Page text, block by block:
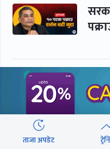
क्षेत्र
ताजा अपडेट